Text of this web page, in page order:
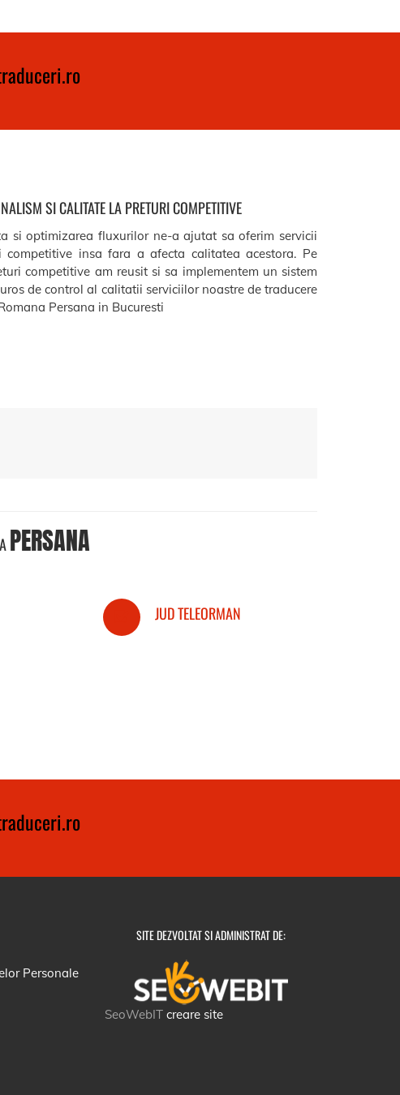
SI CALITATE LA PRETURI COMPETITIVE
si optimizarea fluxurilor ne-a ajutat sa oferim servicii
competitive insa fara a afecta calitatea acestora. Pe
competitive am reusit si sa implementem un sistem
de control al calitatii serviciilor noastre de traducere
Persana in Bucuresti
PERSANA
JUD TELEORMAN
Personale
SITE DEZVOLTAT SI ADMINISTRAT DE:
SeoWebIT creare site